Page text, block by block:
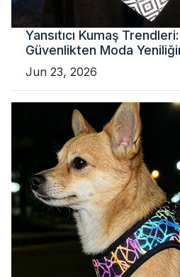
Yansıtıcı Kumaş Trendleri:
Güvenlikten Moda
Jun 23, 2026